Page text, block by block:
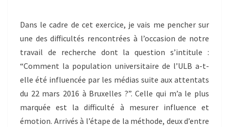
PERSONNEL
–
HEUCHAMPS
YASMINA
Dans le cadre de cet exercice, je vais me pencher sur
une des difficultés rencontrées à l’occasion de notre
travail de recherche dont la question s’intitule :
“Comment la population universitaire de l’ULB a-t-
elle été influencée par les médias suite aux attentats
du 22 mars 2016 à Bruxelles ?”. Celle qui m’a le plus
marquée est la difficulté à mesurer influence et
émotion. Arrivés à l’étape de la méthode, deux d’entre